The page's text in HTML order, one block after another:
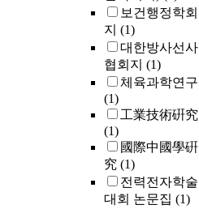
보건행정학회
지 (1)
대한방사선사
협회지 (1)
체육과학연구
(1)
工業技術硏究
(1)
國際中國學硏
究 (1)
전력전자학술
대회 논문집 (1)